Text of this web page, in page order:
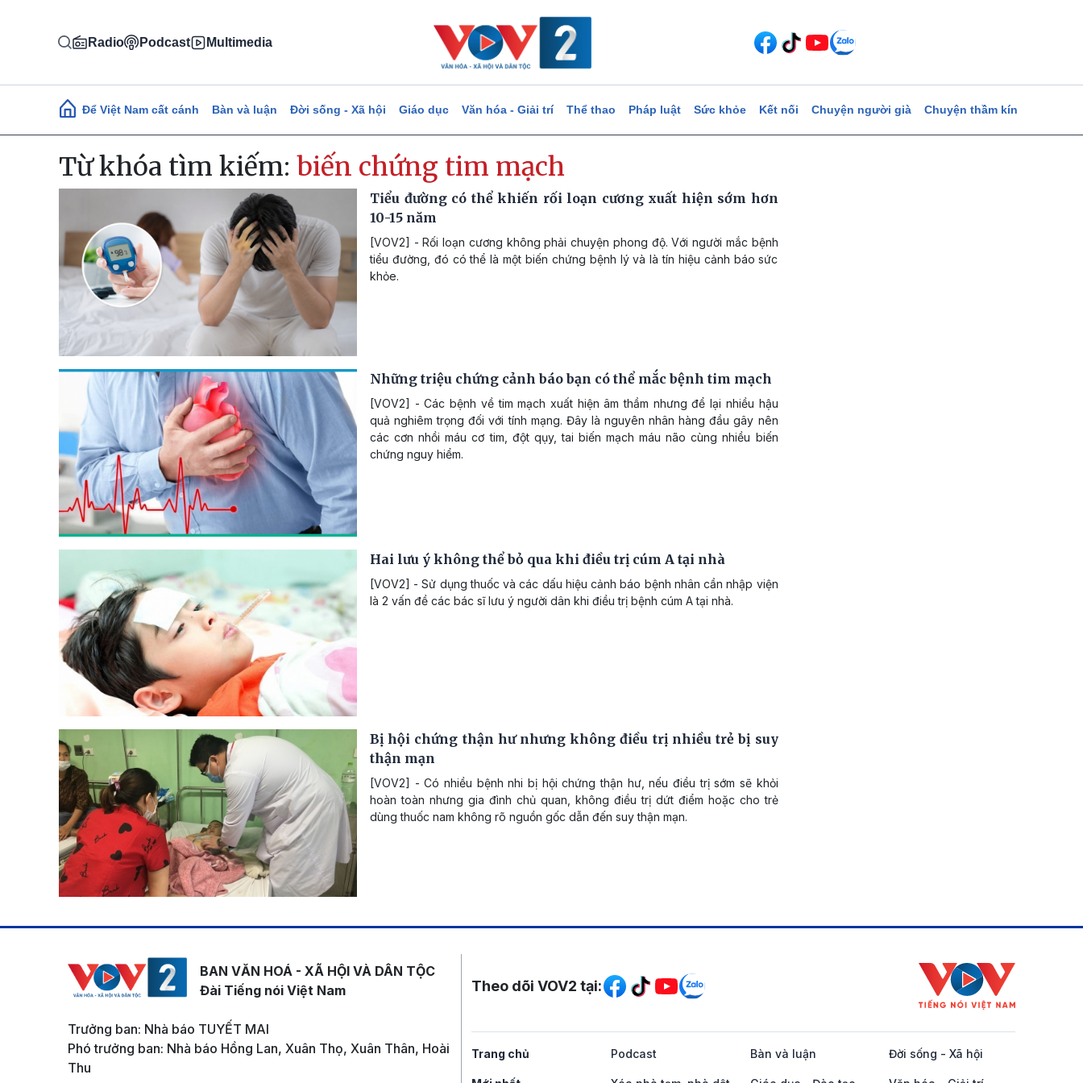
Radio Podcast Multimedia
Main navigation
Để Việt Nam cất cánh Bàn và luận Đời sống - Xã hội Giáo dục Văn hóa - Giải trí Thể thao Pháp luật Sức khỏe Kết nối Chuyện người già Chuyện thầm kín
Từ khóa tìm kiếm: biến chứng tim mạch
Tiểu đường có thể khiến rối loạn cương xuất hiện sớm hơn
10-15 năm
[VOV2] - Rối loạn cương không phải chuyện phong độ. Với người mắc bệnh
tiểu đường, đó có thể là một biến chứng bệnh lý và là tín hiệu cảnh báo sức
khỏe.
Những triệu chứng cảnh báo bạn có thể mắc bệnh tim mạch
[VOV2] - Các bệnh về tim mạch xuất hiện âm thầm nhưng để lại nhiều hậu
quả nghiêm trọng đối với tính mạng. Đây là nguyên nhân hàng đầu gây nên
các cơn nhồi máu cơ tim, đột qụy, tai biến mạch máu não cùng nhiều biến
chứng nguy hiểm.
Hai lưu ý không thể bỏ qua khi điều trị cúm A tại nhà
[VOV2] - Sử dụng thuốc và các dấu hiệu cảnh báo bệnh nhân cần nhập viện
là 2 vấn đề các bác sĩ lưu ý người dân khi điều trị bệnh cúm A tại nhà.
Bị hội chứng thận hư nhưng không điều trị nhiều trẻ bị suy
thận mạn
[VOV2] - Có nhiều bệnh nhi bị hội chứng thận hư, nếu điều trị sớm sẽ khỏi
hoàn toàn nhưng gia đình chủ quan, không điều trị dứt điểm hoặc cho trẻ
dùng thuốc nam không rõ nguồn gốc dẫn đến suy thận mạn.
BAN VĂN HOÁ - XÃ HỘI VÀ DÂN TỘC
Đài Tiếng nói Việt Nam
Trưởng ban: Nhà báo TUYẾT MAI
Phó trưởng ban: Nhà báo Hồng Lan, Xuân Thọ, Xuân Thân, Hoài
Thu
Mạng xã hội
Theo dõi VOV2 tại:
Trang chủ Podcast Bàn và luận Đời sống - Xã hội